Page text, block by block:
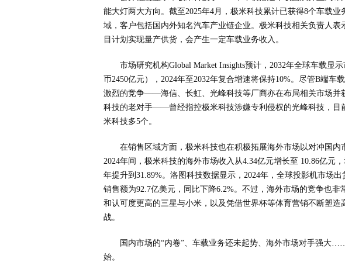
能大灯两大方向。截至2025年4月，极米科技累计已获得8个车载
域，客户包括国内外知名汽车产业链企业。极米科技相关负责人表
目计划实现量产供货，会产生一定车载业务收入。
市场研究机构Global Market Insights预计，2032年全球车载显
币2450亿元），2024年至2032年复合增速将保持10%。尽管B端车
激烈的竞争——海信、长虹、光峰科技等厂商亦在布局相关市场并
科技的老对手——曾经指控极米科技涉嫌专利侵权的光峰科技，目
米科技多5个。
在销售区域方面，极米科技也在积极拓展海外市场以对冲国
2024年间，极米科技的海外市场收入从4.34亿元增长至 10.86亿元
年提升到31.89%。洛图科技数据显示，2024年，全球投影机市场出
销售额为92.7亿美元，同比下降6.2%。不过，海外市场的竞争也
和认可度更高的三星与小米，以及凭借世界杯等体育营销不断塑
战。
国内市场的“内卷”、车载业务还未起势、海外市场对手强大
始。